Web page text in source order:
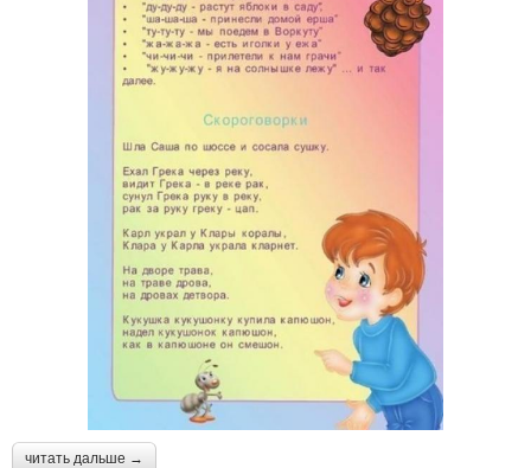
читать дальше →